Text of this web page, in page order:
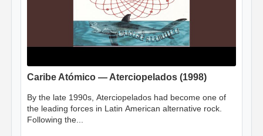
Caribe Atómico — Aterciopelados (1998)
By the late 1990s, Aterciopelados had become one of
the leading forces in Latin American alternative rock.
Following the...